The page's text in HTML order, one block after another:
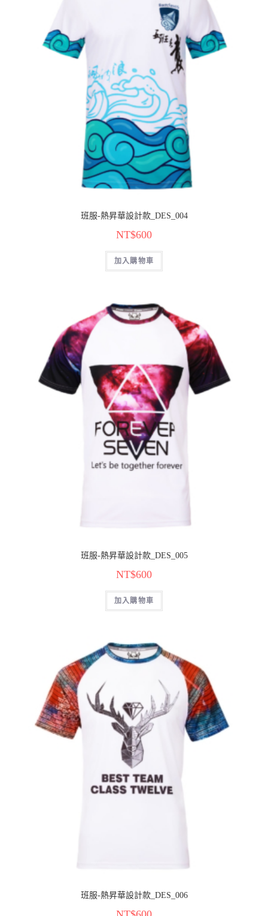
班服-熱昇華設計款_DES_004
NT$600
加入購物車
班服-熱昇華設計款_DES_005
NT$600
加入購物車
班服-熱昇華設計款_DES_006